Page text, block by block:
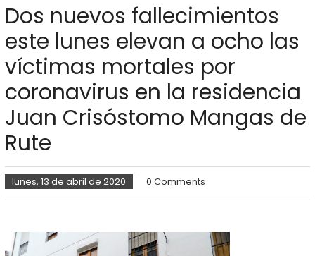
Dos nuevos fallecimientos
este lunes elevan a ocho las
víctimas mortales por
coronavirus en la residencia
Juan Crisóstomo Mangas de
Rute
lunes, 13 de abril de 2020 0 Comments